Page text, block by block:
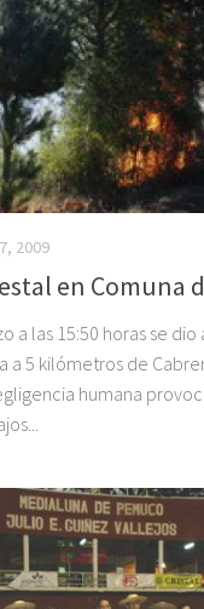
2009
en Comuna
a las 15:50 horas se
a 5 kilómetros de
humana